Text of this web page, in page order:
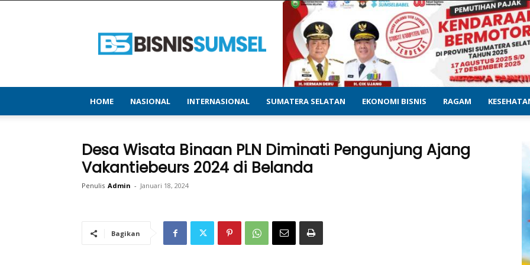
–
Menyajikan
&
Terupdate
HOME NASIONAL INTERNASIONAL SUMATERA SELATAN EKONOMI BISNIS RAGAM
Desa Wisata Binaan PLN Diminati Pengunjung Ajang
Vakantiebeurs 2024 di Belanda
Penulis Admin - Januari 18, 2024
Bagikan